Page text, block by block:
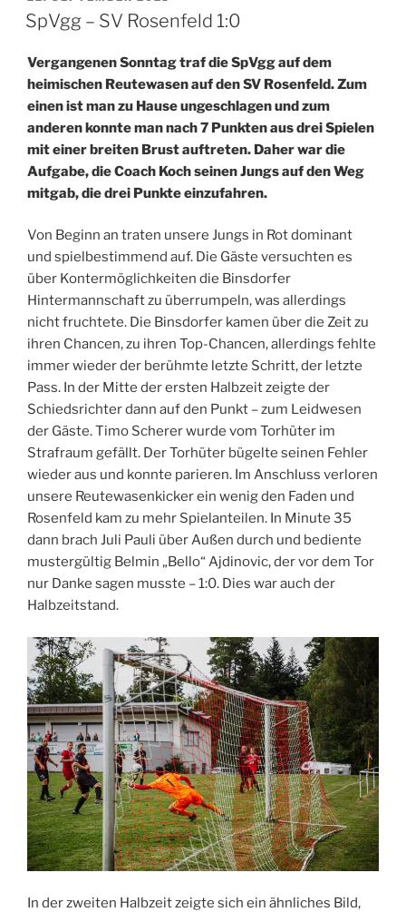
AM
SpVgg – SV Rosenfeld 1:0
Vergangenen Sonntag traf die SpVgg auf dem
heimischen Reutewasen auf den SV Rosenfeld. Zum
einen ist man zu Hause ungeschlagen und zum
anderen konnte man nach 7 Punkten aus drei Spielen
mit einer breiten Brust auftreten. Daher war die
Aufgabe, die Coach Koch seinen Jungs auf den Weg
mitgab, die drei Punkte einzufahren.
Von Beginn an traten unsere Jungs in Rot dominant
und spielbestimmend auf. Die Gäste versuchten es
über Kontermöglichkeiten die Binsdorfer
Hintermannschaft zu überrumpeln, was allerdings
nicht fruchtete. Die Binsdorfer kamen über die Zeit zu
ihren Chancen, zu ihren Top-Chancen, allerdings fehlte
immer wieder der berühmte letzte Schritt, der letzte
Pass. In der Mitte der ersten Halbzeit zeigte der
Schiedsrichter dann auf den Punkt – zum Leidwesen
der Gäste. Timo Scherer wurde vom Torhüter im
Strafraum gefällt. Der Torhüter bügelte seinen Fehler
wieder aus und konnte parieren. Im Anschluss verloren
unsere Reutewasenkicker ein wenig den Faden und
Rosenfeld kam zu mehr Spielanteilen. In Minute 35
dann brach Juli Pauli über Außen durch und bediente
mustergültig Belmin „Bello“ Ajdinovic, der vor dem Tor
nur Danke sagen musste – 1:0. Dies war auch der
Halbzeitstand.
In der zweiten Halbzeit zeigte sich ein ähnliches Bild,